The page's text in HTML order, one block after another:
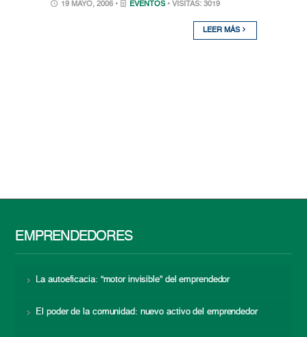
19 MAYO, 2006 • EVENTOS • VISITAS: 3019
LEER MÁS
EMPRENDEDORES
La autoeficacia: “motor invisible” del emprendedor
El poder de la comunidad: nuevo activo del emprendedor